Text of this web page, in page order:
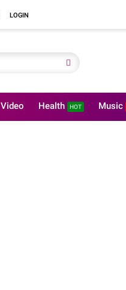
LOGIN
Video Health HOT Music